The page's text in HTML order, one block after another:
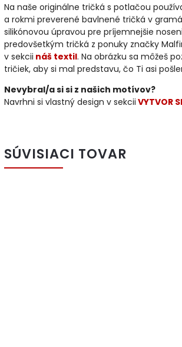
Na naše originálne tričká s potlačou
a rokmi preverené bavlnené tričká v
silikónovou úpravou pre príjemnejšie
predovšetkým tričká z ponuky značky
v sekcii náš textil. Na obrázku sa môžeš
tričiek, aby si mal predstavu, čo Ti asi
Nevybral/a si si z našich motívov?
Navrhni si vlastný design v sekcii VYTVOR
SÚVISIACI TOVAR